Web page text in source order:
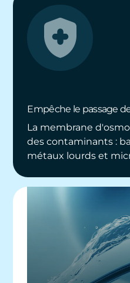
Empêche le passage
La membrane
des contaminants :
métaux lourds et